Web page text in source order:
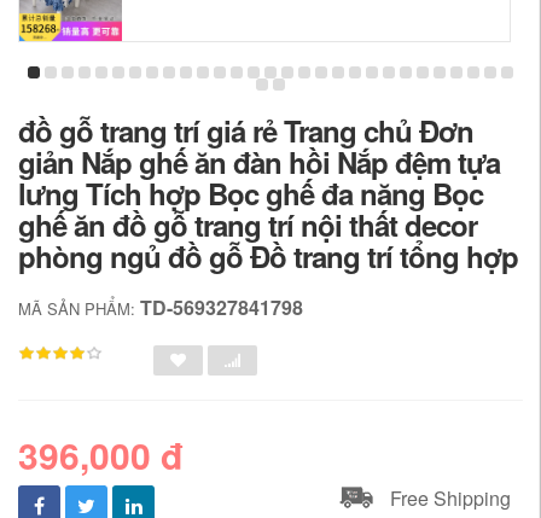
đồ gỗ trang trí giá rẻ Trang chủ Đơn
giản Nắp ghế ăn đàn hồi Nắp đệm tựa
lưng Tích hợp Bọc ghế đa năng Bọc
ghế ăn đồ gỗ trang trí nội thất decor
phòng ngủ đồ gỗ Đồ trang trí tổng hợp
MÃ SẢN PHẨM: TD-569327841798
396,000 đ
Free Shipping